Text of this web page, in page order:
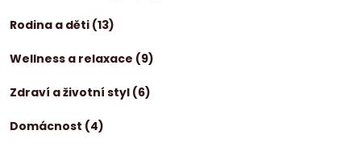
Rodina a děti (13)
Wellness a relaxace (9)
Zdraví a životní styl (6)
Domácnost (4)